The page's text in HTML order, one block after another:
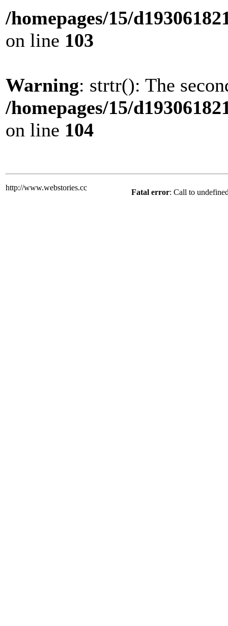
/homepages/15/
on line 103
Warning: strtr(): The
/homepages/15/
on line 104
http://www.webstories.cc
Fatal error: Call to